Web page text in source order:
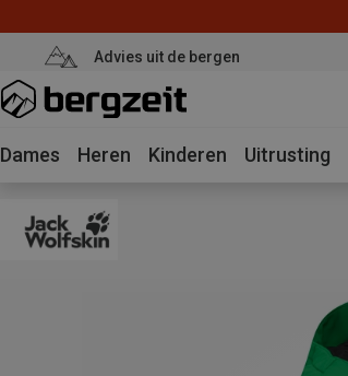
Advies uit de bergen
Dames Heren Kinderen Uitrusting